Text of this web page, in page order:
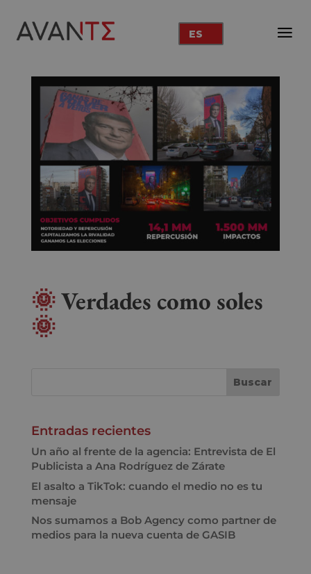
ES
🌞Verdades como soles
🌞
Entradas recientes
Un año al frente de la agencia: Entrevista de El
Publicista a Ana Rodríguez de Zárate
El asalto a TikTok: cuando el medio no es tu
mensaje
Nos sumamos a Bob Agency como partner de
medios para la nueva cuenta de GASIB